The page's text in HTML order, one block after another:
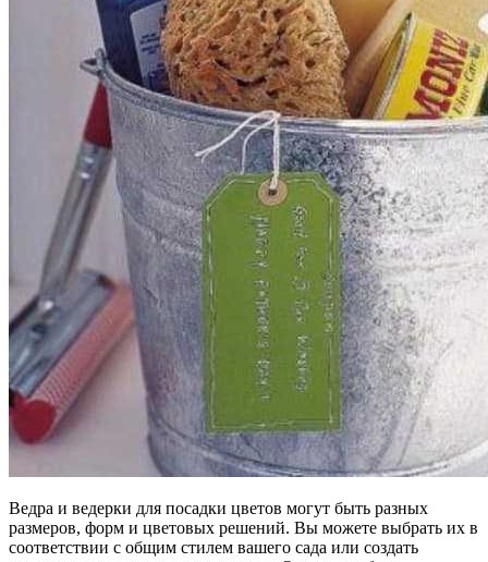
Ведра и ведерки для посадки цветов могут быть разных
размеров, форм и цветовых решений. Вы можете выбрать их в
соответствии с общим стилем вашего сада или создать